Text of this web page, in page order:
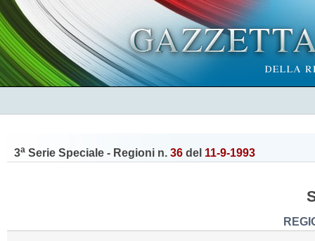
3a Serie Speciale - Regioni n. 36 del 11-9-1993